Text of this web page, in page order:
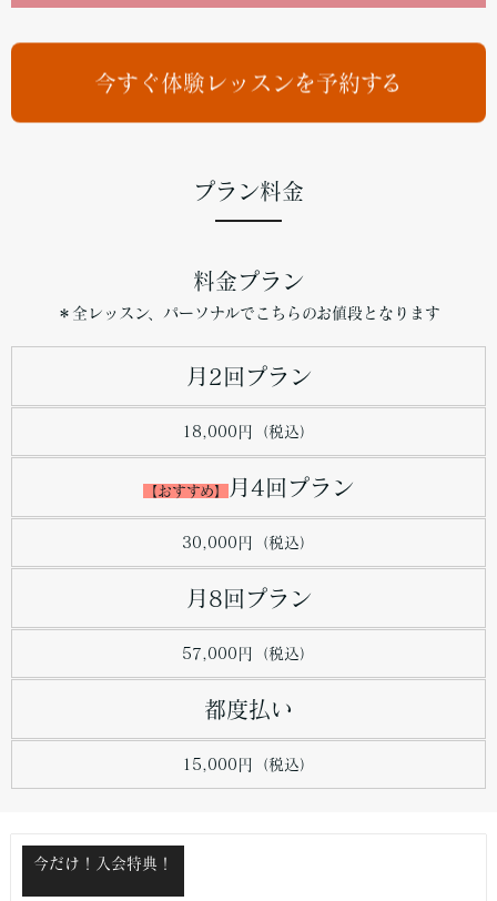
今すぐ体験レッスンを予約する
プラン料金
料金プラン
＊全レッスン、パーソナルでこちらのお値段となります
月2回プラン
18,000円（税込）
【おすすめ】 月4回プラン
30,000円（税込）
月8回プラン
57,000円（税込）
都度払い
15,000円（税込）
今だけ！入会特典！